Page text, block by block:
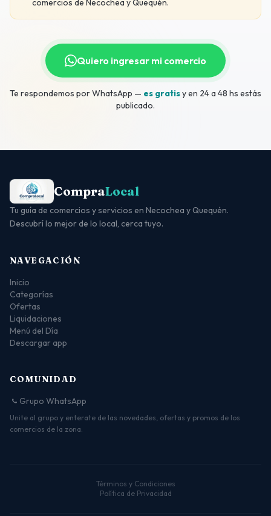
comercios de Necochea y Quequén.
Quiero ingresar mi comercio
Te respondemos por WhatsApp — es gratisy en 24 a 48 hs estás
publicado.
CompraLocal
Tu guía de comercios y servicios en Necochea y Quequén.
Descubrí lo mejor de lo local, cerca tuyo.
NAVEGACIÓN
Inicio
Categorías
Ofertas
Liquidaciones
Menú del Día
Descargar app
COMUNIDAD
Grupo WhatsApp
Unite al grupo y enterate de las novedades, ofertas y promos de los
comercios de la zona.
Términos y Condiciones
Política de Privacidad